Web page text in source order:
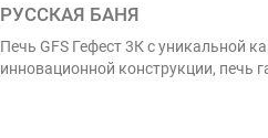
РУССКАЯ БАНЯ
Печь GFS Гефест 3К с уникальной
инновационной конструкции, печь